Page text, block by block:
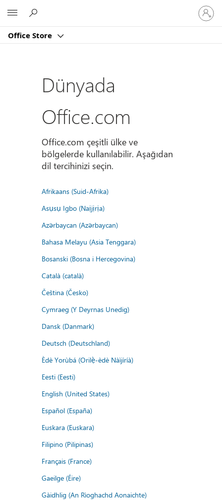
Office Store
oturum
açın
Dünyada
Office.com
Office.com çeşitli ülke ve
bölgelerde kullanılabilir. Aşağıdan
dil tercihinizi seçin.
Afrikaans (Suid-Afrika)
Asụsụ Igbo (Naịjịrịa)
Azərbaycan (Azərbaycan)
Bahasa Melayu (Asia Tenggara)
Bosanski (Bosna i Hercegovina)
Català (català)
Čeština (Česko)
Cymraeg (Y Deyrnas Unedig)
Dansk (Danmark)
Deutsch (Deutschland)
Èdè Yorùbá (Orilẹ̀-èdè Nàìjíríà)
Eesti (Eesti)
English (United States)
Español (España)
Euskara (Euskara)
Filipino (Pilipinas)
Français (France)
Gaeilge (Éire)
Gàidhlig (An Rìoghachd Aonaichte)